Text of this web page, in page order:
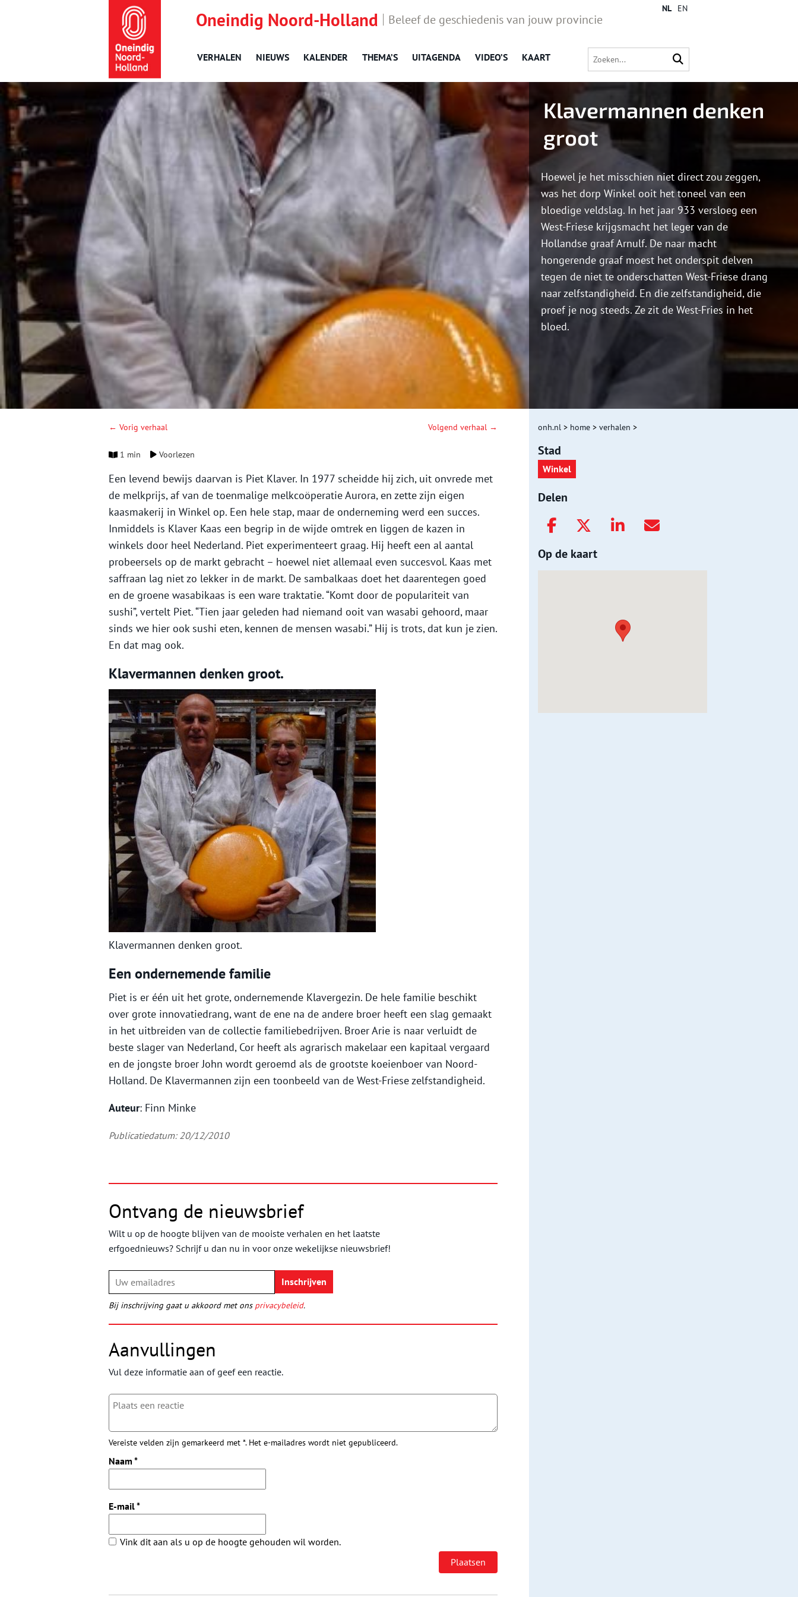
Oneindig Noord-Holland Beleef de geschiedenis van jouw provincie
VERHALEN NIEUWS KALENDER THEMA’S UITAGENDA VIDEO’S KAART
NL EN
Klavermannen denken
groot
Hoewel je het misschien niet direct zou zeggen,
was het dorp Winkel ooit het toneel van een
bloedige veldslag. In het jaar 933 versloeg een
West-Friese krijgsmacht het leger van de
Hollandse graaf Arnulf. De naar macht
hongerende graaf moest het onderspit delven
tegen de niet te onderschatten West-Friese drang
naar zelfstandigheid. En die zelfstandigheid, die
proef je nog steeds. Ze zit de West-Fries in het
bloed.
← Vorig verhaal Volgend verhaal →
1 min Voorlezen
Een levend bewijs daarvan is Piet Klaver. In 1977 scheidde hij zich, uit onvrede met
de melkprijs, af van de toenmalige melkcoöperatie Aurora, en zette zijn eigen
kaasmakerij in Winkel op. Een hele stap, maar de onderneming werd een succes.
Inmiddels is Klaver Kaas een begrip in de wijde omtrek en liggen de kazen in
winkels door heel Nederland. Piet experimenteert graag. Hij heeft een al aantal
probeersels op de markt gebracht – hoewel niet allemaal even succesvol. Kaas met
saffraan lag niet zo lekker in de markt. De sambalkaas doet het daarentegen goed
en de groene wasabikaas is een ware traktatie. “Komt door de populariteit van
sushi”, vertelt Piet. “Tien jaar geleden had niemand ooit van wasabi gehoord, maar
sinds we hier ook sushi eten, kennen de mensen wasabi.” Hij is trots, dat kun je zien.
En dat mag ook.
Klavermannen denken groot.
Klavermannen denken groot.
Een ondernemende familie
Piet is er één uit het grote, ondernemende Klavergezin. De hele familie beschikt
over grote innovatiedrang, want de ene na de andere broer heeft een slag gemaakt
in het uitbreiden van de collectie familiebedrijven. Broer Arie is naar verluidt de
beste slager van Nederland, Cor heeft als agrarisch makelaar een kapitaal vergaard
en de jongste broer John wordt geroemd als de grootste koeienboer van Noord-
Holland. De Klavermannen zijn een toonbeeld van de West-Friese zelfstandigheid.
Auteur: Finn Minke
Publicatiedatum: 20/12/2010
Ontvang de nieuwsbrief
Wilt u op de hoogte blijven van de mooiste verhalen en het laatste
erfgoednieuws? Schrijf u dan nu in voor onze wekelijkse nieuwsbrief!
Bij inschrijving gaat u akkoord met ons privacybeleid.
Aanvullingen
Vul deze informatie aan of geef een reactie.
Vereiste velden zijn gemarkeerd met *. Het e-mailadres wordt niet gepubliceerd.
Naam *
E-mail*
Vink dit aan als u op de hoogte gehouden wil worden.
onh.nl > home > verhalen >
Stad
Winkel
Delen
Op de kaart